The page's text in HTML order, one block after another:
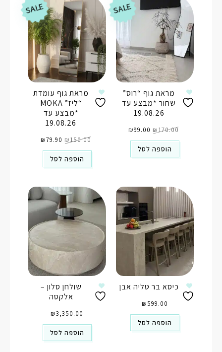
SALE
מראת גוף עומדת
“ליז” MOKA
*מבצע עד
19.08.26
₪150.00 המקורי
היה:
₪150.00.
₪79.90 הנוכחי
הוא:
הוספה לסל
SALE
מראת גוף “רוס”
שחור *מבצע עד
19.08.26
₪170.00 המקורי
היה:
₪170.00.
₪99.00 הנוכחי
הוא:
הוספה לסל
שולחן סלון –
אלקסה
₪3,350.00
הוספה לסל
כיסא בר טליה אבן
₪599.00
הוספה לסל